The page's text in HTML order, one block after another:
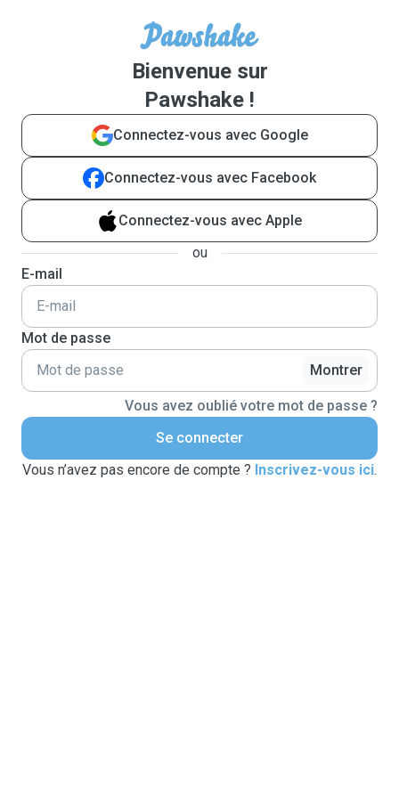
Bienvenue sur
Pawshake !
Connectez-vous avec Google
Connectez-vous avec Facebook
Connectez-vous avec Apple
ou
E-mail
Mot de passe
Montrer
Vous avez oublié votre mot de passe ?
Se connecter
Vous n’avez pas encore de compte ? Inscrivez-vous ici.